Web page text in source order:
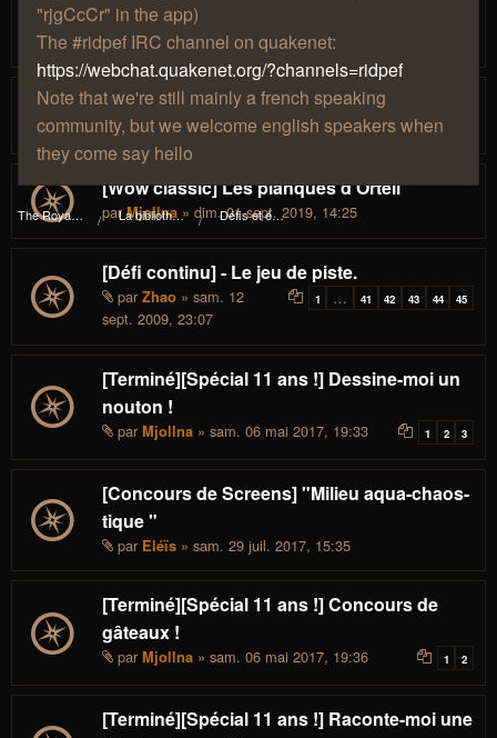
"rjgCcCr" in the app)
The #ridpef IRC channel on quakenet:
https://webchat.quakenet.org/?channels=ridpef
Note that we're still mainly a french speaking
community, but we welcome english speakers when
they come say hello
The Royal I.d.P. Essploring Fundation La bibliothèque du manoir Von Mortekaï Défis et événements
[Défi continu] - Reconnaitre le passé.
parEléïs» mer. 24 nov. 2010, 22:22
[Wow Classic] Event avec des niveaux 1
par Mjollna» dim. 22 sept. 2019, 15:59
[Wow classic] Les planques d'Ortell
parMjollna » dim. 01 sept. 2019, 14:25
[Défi continu] - Le jeu de piste.
1 … 41 42 43 44 45
par Zhao » sam. 12
sept. 2009, 23:07
[Terminé][Spécial 11 ans !] Dessine-moi un
nouton !
1 2 3
par Mjollna » sam. 06 mai 2017, 19:33
[Concours de Screens] "Milieu aqua-chaos-
tique "
par Eléïs » sam. 29 juil. 2017, 15:35
[Terminé][Spécial 11 ans !] Concours de
gâteaux !
1 2
par Mjollna » sam. 06 mai 2017, 19:36
[Terminé][Spécial 11 ans !] Raconte-moi une